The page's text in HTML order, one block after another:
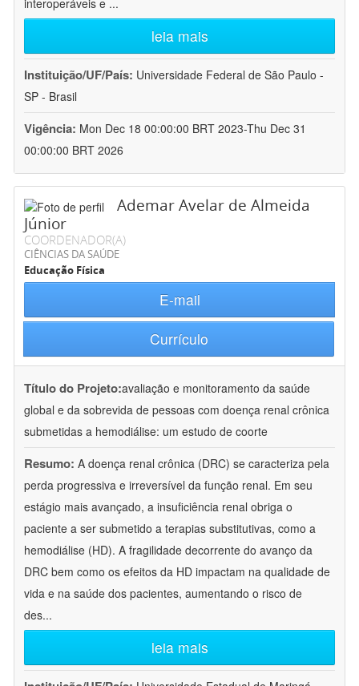
interoperáveis e ...
leia mais
Instituição/UF/País: Universidade Federal de São Paulo -
SP - Brasil
Vigência: Mon Dec 18 00:00:00 BRT 2023-Thu Dec 31
00:00:00 BRT 2026
Ademar Avelar de Almeida
Júnior
COORDENADOR(A)
CIÊNCIAS DA SAÚDE
Educação Física
E-mail
Currículo
Título do Projeto:avaliação e monitoramento da saúde
global e da sobrevida de pessoas com doença renal crônica
submetidas a hemodiálise: um estudo de coorte
Resumo: A doença renal crônica (DRC) se caracteriza pela
perda progressiva e irreversível da função renal. Em seu
estágio mais avançado, a insuficiência renal obriga o
paciente a ser submetido a terapias substitutivas, como a
hemodiálise (HD). A fragilidade decorrente do avanço da
DRC bem como os efeitos da HD impactam na qualidade de
vida e na saúde dos pacientes, aumentando o risco de
des...
leia mais